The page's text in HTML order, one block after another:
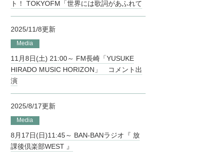
ト！ TOKYOFM「世界には歌詞があふれて
2025/11/8更新
Media
11月8日(土) 21:00～ FM長崎「YUSUKE
HIRADO MUSIC HORIZON」 コメント出
演
2025/8/17更新
Media
8月17日(日)11:45～ BAN-BANラジオ『 放
課後倶楽部WEST 』